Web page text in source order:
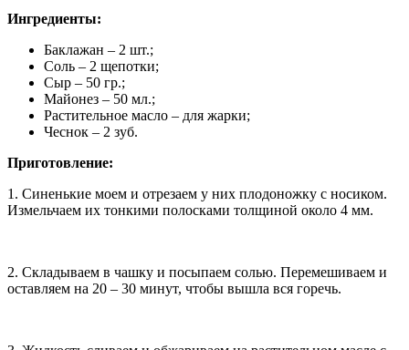
Ингредиенты:
Баклажан – 2 шт.;
Соль – 2 щепотки;
Сыр – 50 гр.;
Майонез – 50 мл.;
Растительное масло – для жарки;
Чеснок – 2 зуб.
Приготовление:
1. Синенькие моем и отрезаем у них плодоножку с носиком.
Измельчаем их тонкими полосками толщиной около 4 мм.
2. Складываем в чашку и посыпаем солью. Перемешиваем и
оставляем на 20 – 30 минут, чтобы вышла вся горечь.